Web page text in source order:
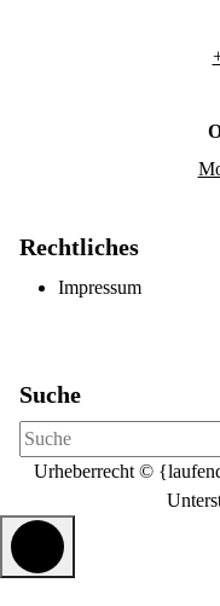
Rechtliches
Impressum
Suche
Suchen
nach:
Urheberrecht ©